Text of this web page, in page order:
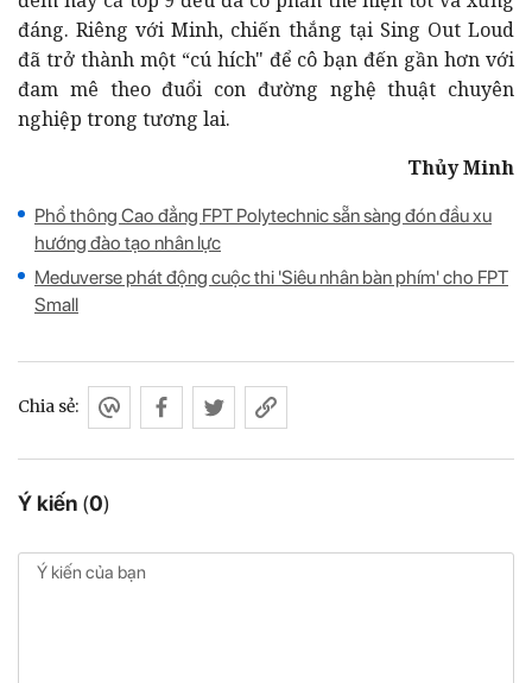
đáng. Riêng với Minh, chiến thắng tại Sing Out Loud
đã trở thành một “cú hích" để cô bạn đến gần hơn với
đam mê theo đuổi con đường nghệ thuật chuyên
nghiệp trong tương lai.
Thủy Minh
Phổ thông Cao đẳng FPT Polytechnic sẵn sàng đón đầu xu
hướng đào tạo nhân lực
Meduverse phát động cuộc thi 'Siêu nhân bàn phím' cho FPT
Small
Ý kiến (0)
Chia sẻ: